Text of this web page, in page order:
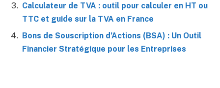
Calculateur de TVA : outil pour calculer en HT ou
TTC et guide sur la TVA en France
Bons de Souscription d’Actions (BSA) : Un Outil
Financier Stratégique pour les Entreprises